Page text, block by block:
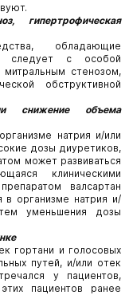
гипертрофическая
обладающие
следует c особой
стенозом,
обструктивной
снижение объема
натрия и/или
дозы диуретиков,
может развиваться
клиническими
валсартан
организме натрия и/
уменьшения дозы
гортани и голосовых
путей, и/или отек
у пациентов,
пациентов ранее